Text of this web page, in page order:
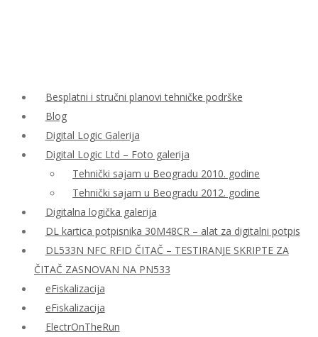
Besplatni i stručni planovi tehničke podrške
Blog
Digital Logic Galerija
Digital Logic Ltd – Foto galerija
Tehnički sajam u Beogradu 2010. godine
Tehnički sajam u Beogradu 2012. godine
Digitalna logička galerija
DL kartica potpisnika 30M48CR – alat za digitalni potpis
DL533N NFC RFID ČITAČ – TESTIRANJE SKRIPTE ZA
ČITAČ ZASNOVAN NA PN533
eFiskalizacija
eFiskalizacija
ElectrOnTheRun